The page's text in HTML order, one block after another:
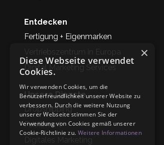
Entdecken
Fertigung + Eigenmarken
Vertriebszentrum in Europa
Digital Marketing Services
Unsere Dienste
Dropshipping
Fullfilment
Digitales Marketing
×
Diese Webseite verwendet
Cookies.
Wir verwenden Cookies, um die
Benutzerfreundlichkeit unserer Website zu
verbessern. Durch die weitere Nutzung
unserer Webseite stimmen Sie der
Verwendung von Cookies gemäß unserer
Cookie-Richtlinie zu. Weitere Informationen